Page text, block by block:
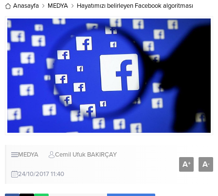
Anasayfa MEDYA Hayatımızı belirleyen Facebook algoritması
MEDYA Cemil Ufuk BAKIRÇAY
24/10/2017 11:40
A+ A-